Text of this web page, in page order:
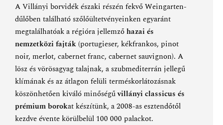
A Villányi borvidék északi részén fekvő Weingarten-
dűlőben található szőlőültetvényeinken egyaránt
megtalálhatóak a régióra jellemzőhazai és
nemzetközi fajták(portugieser, kékfrankos, pinot
noir, merlot, cabernet franc, cabernet sauvignon). A
lösz és vörösagyag talajnak, a szubmediterrán jellegű
klímának és az átlagon felüli terméskorlátozásnak
köszönhetően kiváló minőségűvillányi classicus és
prémium borokat készítünk, a 2008-as esztendőtől
kezdve évente körülbelül 100 000 palackot.